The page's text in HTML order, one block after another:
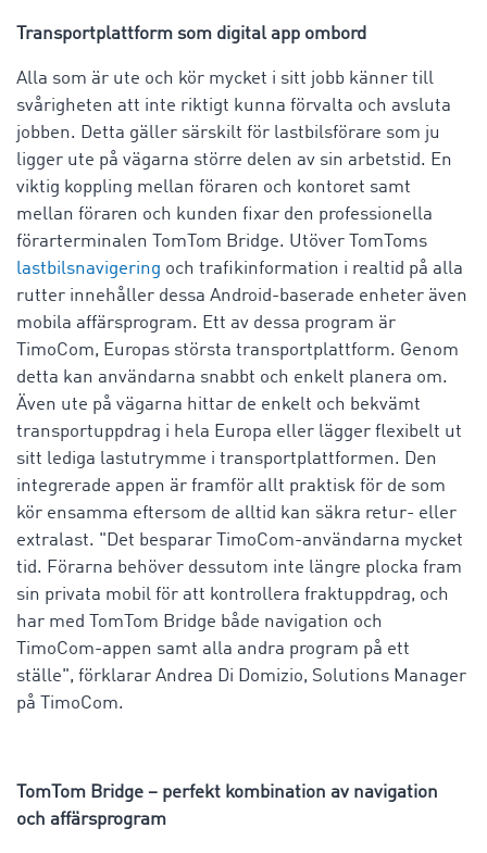
Transportplattform som digital app ombord
Alla som är ute och kör mycket i sitt jobb känner till
svårigheten att inte riktigt kunna förvalta och avsluta
jobben. Detta gäller särskilt för lastbilsförare som ju
ligger ute på vägarna större delen av sin arbetstid. En
viktig koppling mellan föraren och kontoret samt
mellan föraren och kunden fixar den professionella
förarterminalen TomTom Bridge. Utöver TomToms
lastbilsnavigering och trafikinformation i realtid på alla
rutter innehåller dessa Android-baserade enheter även
mobila affärsprogram. Ett av dessa program är
TimoCom, Europas största transportplattform. Genom
detta kan användarna snabbt och enkelt planera om.
Även ute på vägarna hittar de enkelt och bekvämt
transportuppdrag i hela Europa eller lägger flexibelt ut
sitt lediga lastutrymme i transportplattformen. Den
integrerade appen är framför allt praktisk för de som
kör ensamma eftersom de alltid kan säkra retur- eller
extralast. "Det besparar TimoCom-användarna mycket
tid. Förarna behöver dessutom inte längre plocka fram
sin privata mobil för att kontrollera fraktuppdrag, och
har med TomTom Bridge både navigation och
TimoCom-appen samt alla andra program på ett
ställe", förklarar Andrea Di Domizio, Solutions Manager
på TimoCom.
TomTom Bridge – perfekt kombination av navigation
och affärsprogram